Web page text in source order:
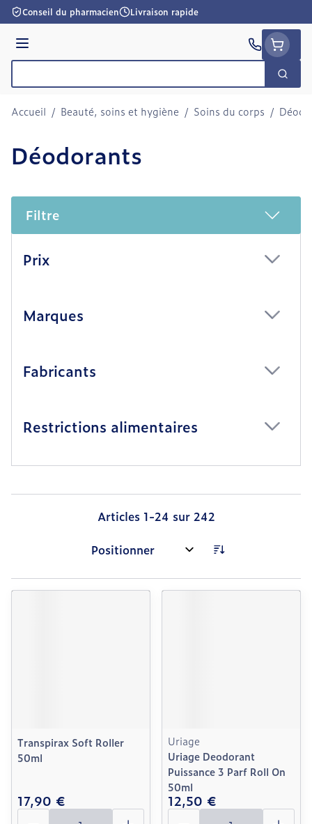
Aller au contenu
Conseil du pharmacien Livraison rapide
Menu
Accueil / Beauté, soins et hygiène / Soins du corps /
Déodorants
Filtre
Prix
Marques
Fabricants
Restrictions alimentaires
Articles 1-24 sur 242
Trier par:
Transpirax Soft Roller
50ml
17,90 €
Quantité
Uriage
Uriage Deodorant
Puissance 3 Parf Roll On
50ml
12,50 €
Quantité